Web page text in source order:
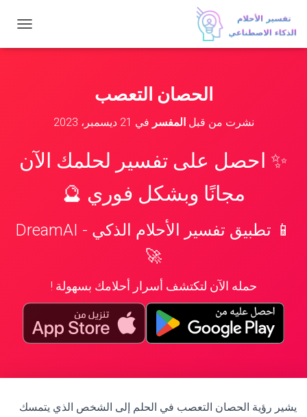
ب
ل
الحصان التعصب
نشرت من قبلالمفسر في 21 ديسمبر، 2023
✨ احصل على تفسير لحلمك الآن
مجانًا وبشكل فوري 🔮
📱 تطبيق تفسير الأحلام الذكي - DreamAI
🚀
حمله الآن لتكتشف أسرار أحلامك بسهولة !
يشير رؤية الحصان التعصب في الحلم إلى الشخص الذي يتمسك